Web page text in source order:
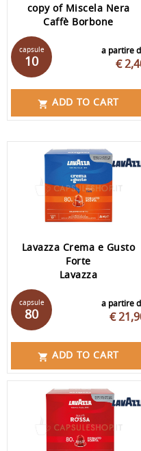
copy of Miscela Nera
Caffè Borbone
a partire
€
capsule
10
 ADD TO CART
Lavazza Crema e Gusto
Forte
Lavazza
a partire
€
capsule
80
 ADD TO CART